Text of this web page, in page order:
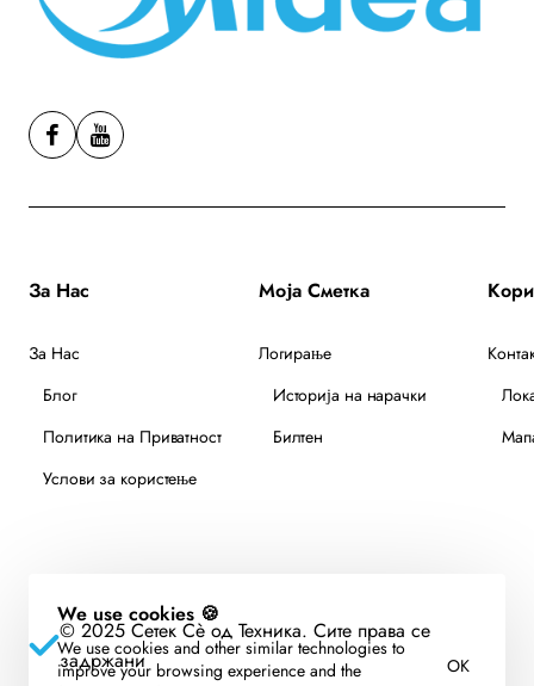
We use cookies 🍪
We use cookies and other similar technologies to
improve your browsing experience and the
OK
За Нас
За Нас
Блог
Политика на Приватност
Услови за користење
Моја Сметка
Логирање
Историја на нарачки
Билтен
© 2025 Сетек Сè од Техника. Сите права се
задржани